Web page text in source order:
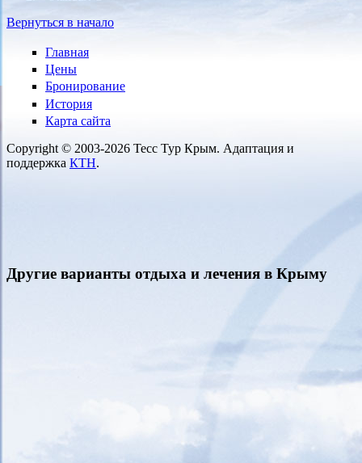
Вернуться в начало
Главная
Цены
Бронирование
История
Карта сайта
Copyright © 2003-2026 Тесс Тур Крым. Адаптация и
поддержка КТН.
Другие варианты отдыха и лечения в Крыму